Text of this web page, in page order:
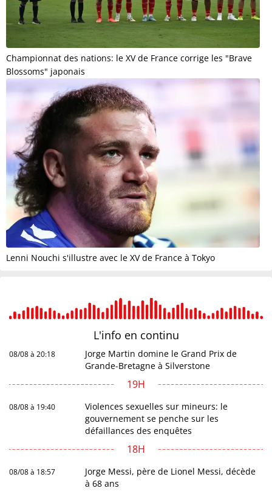
Championnat des nations: le XV de France corrige les "Brave
Blossoms" japonais
Lenni Nouchi s'illustre avec le XV de France à Tokyo
L'info en continu
08/08 à 20:18
Jorge Martin domine le Grand Prix de
Grande-Bretagne à Silverstone
19H
08/08 à 19:40
Violences sexuelles sur mineurs: le
gouvernement se penche sur les
défaillances des enquêtes
18H
08/08 à 18:57
Jorge Messi, père de Lionel Messi, décède
à 68 ans